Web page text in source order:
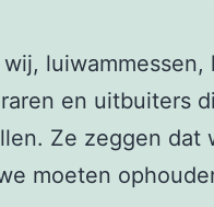
luiwammessen,
en uitbuiters
Ze zeggen dat
moeten